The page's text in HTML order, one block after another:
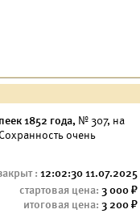
1852 года, № 307, на
очень
12:02:30 11.07.2025
3 000
3 200